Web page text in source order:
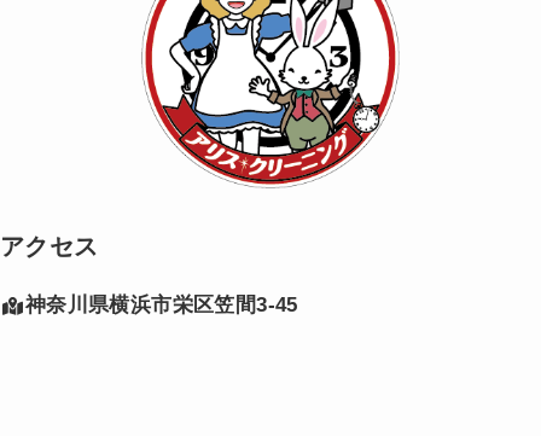
アクセス
神奈川県横浜市栄区笠間3-45